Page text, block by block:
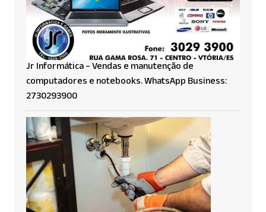
Jr Informática – Vendas e manutenção de
computadores e notebooks. WhatsApp Business:
2730293900